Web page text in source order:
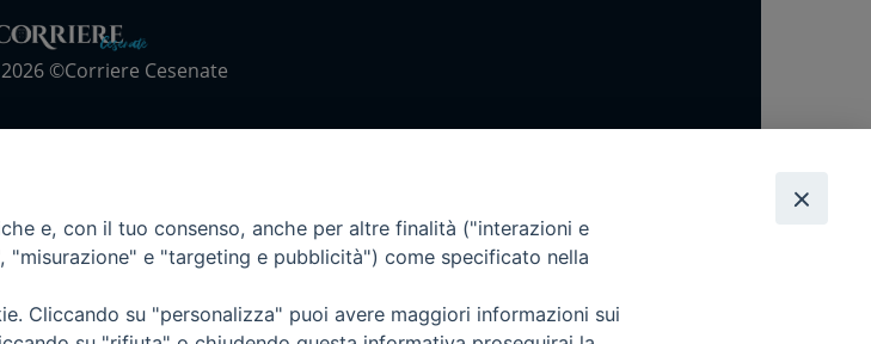
©Corriere Cesenate
e, con il tuo consenso, anche per altre finalità ("interazioni e
e "targeting e pubblicità") come specificato nella
Cliccando su "personalizza" puoi avere maggiori informazioni sui